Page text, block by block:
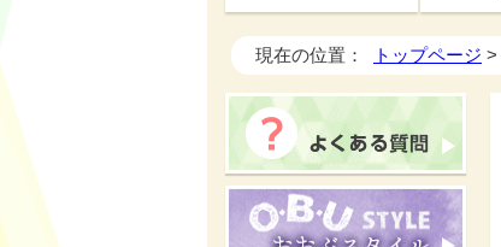
現在の位置： トップページ >